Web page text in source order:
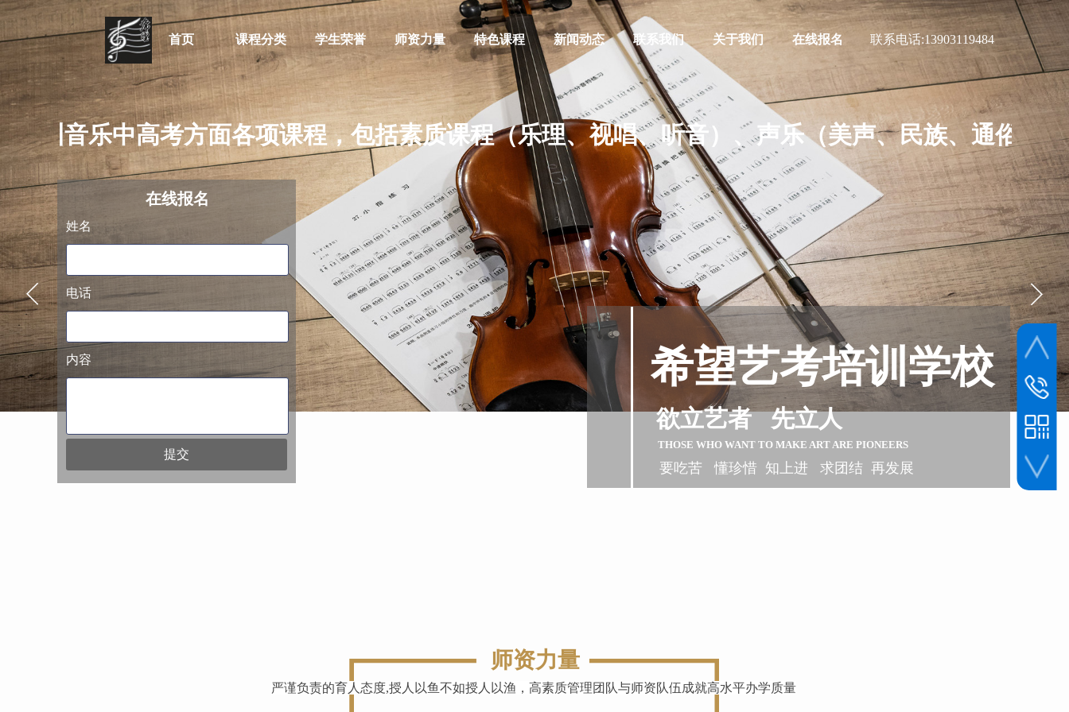
联系电话:13903119484
首页 课程分类 学生荣誉 师资力量 特色课程 新闻动态 联系我们 关于我们 在线报名
训音乐中高考方面各项课程，包括素质课程（乐理、视唱、听音）、声乐（美声、民族、通俗）
阿萨德
在线报名
姓名
电话
内容
提交
阿萨德
希望艺考培训学校
欲立艺者 先立人
THOSE WHO WANT TO MAKE ART ARE PIONEERS
要吃苦 懂珍惜 知上进 求团结 再发展
师资力量
严谨负责的育人态度,授人以鱼不如授人以渔，高素质管理团队与师资队伍成就高水平办学质量
联系电话